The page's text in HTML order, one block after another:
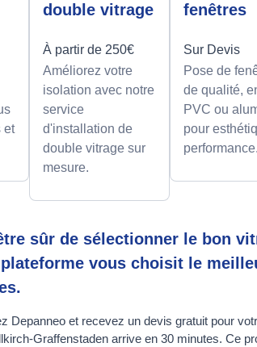
et
double vitrage
À partir de 250€
Améliorez votre
isolation avec notre
service
d'installation de
double vitrage sur
mesure.
fenêtres
Sur Devis
Pose de
de qualité,
PVC ou
pour
performance.
sûr de sélectionner le bon
vous choisit le
Depanneo et recevez un devis gratuit pour
Graffenstaden arrive en 30 minutes. Ce